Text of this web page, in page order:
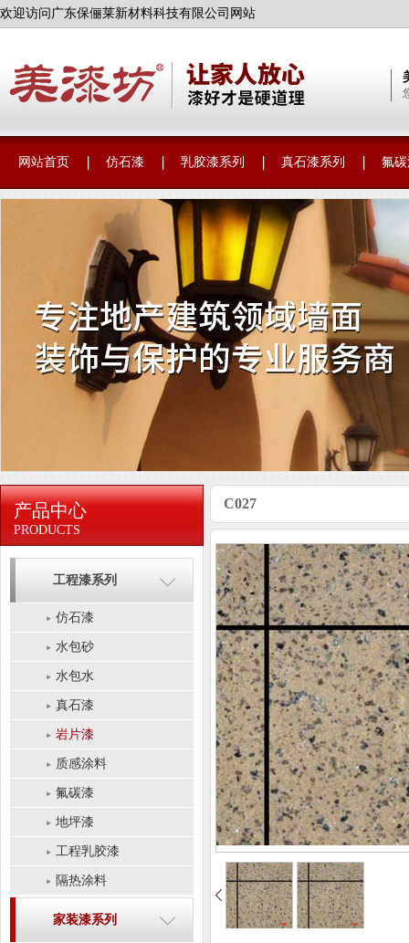
欢迎访问广东保俪莱新材料科技有限公司网站
网站首页 仿石漆 乳胶漆系列 真石漆系列 氟
产品中心
PRODUCTS
工程漆系列
仿石漆
水包砂
水包水
真石漆
岩片漆
质感涂料
氟碳漆
地坪漆
工程乳胶漆
隔热涂料
家装漆系列
C027